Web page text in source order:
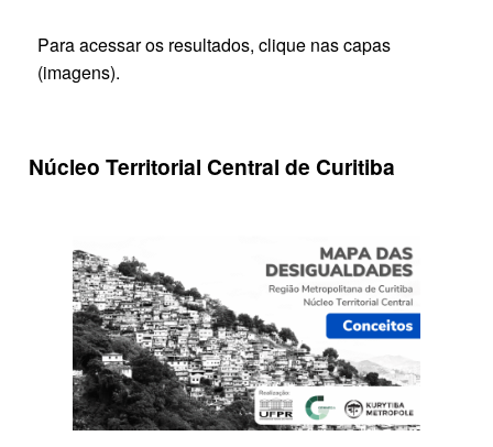
Para acessar os resultados, clique nas capas
(imagens).
Núcleo Territorial Central de Curitiba